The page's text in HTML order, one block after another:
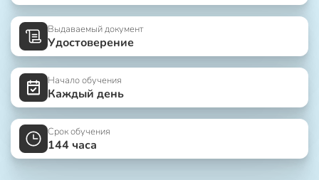
Выдаваемый документ
Удостоверение
Начало обучения
Каждый день
Срок обучения
144 часа